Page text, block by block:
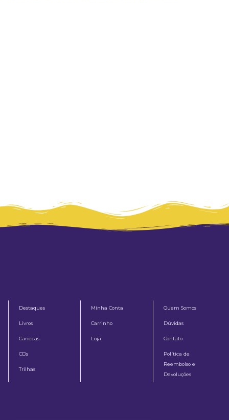
Destaques
Livros
Canecas
CDs
Trilhas
Minha Conta
Carrinho
Loja
Quem Somos
Dúvidas
Contato
Política de
Reembolso e
Devoluções